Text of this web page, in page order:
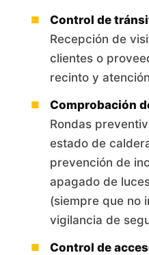
Control de
Recepción de
clientes o
recinto y
Comprobación
Rondas
estado de
prevención de
apagado de
(siempre que no
vigilancia de
Control de